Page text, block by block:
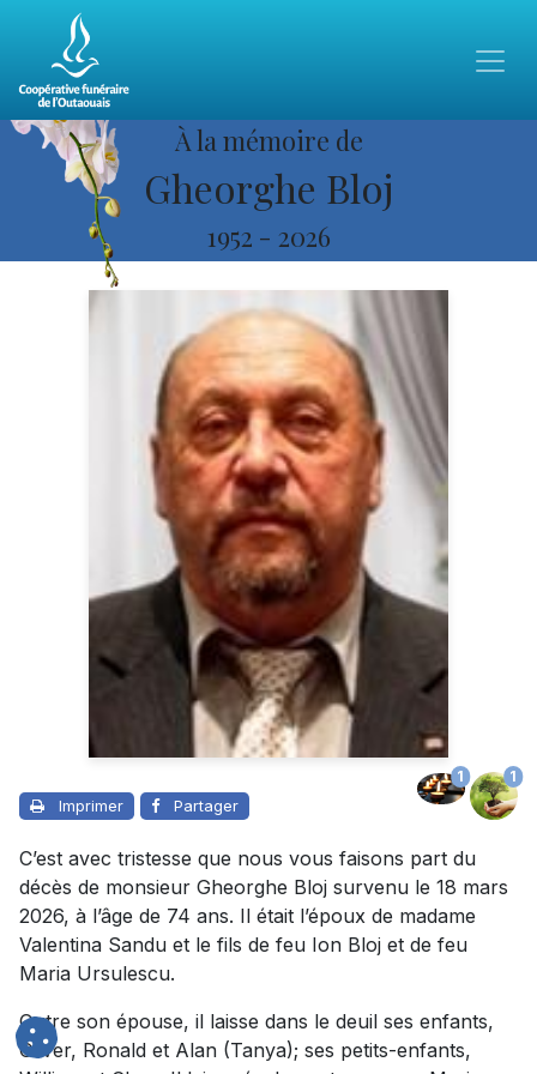
À la mémoire de
Gheorghe Bloj
1952 - 2026
Imprimer Partager
1 1
C’est avec tristesse que nous vous faisons part du
décès de monsieur Gheorghe Bloj survenu le 18 mars
2026, à l’âge de 74 ans. Il était l’époux de madame
Valentina Sandu et le fils de feu Ion Bloj et de feu
Maria Ursulescu.
Outre son épouse, il laisse dans le deuil ses enfants,
Oliver, Ronald et Alan (Tanya); ses petits-enfants,